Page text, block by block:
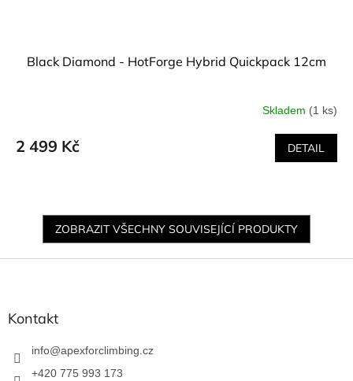
Black Diamond - HotForge Hybrid Quickpack 12cm
Skladem (1 ks)
2 499 Kč DETAIL
ZOBRAZIT VŠECHNY SOUVISEJÍCÍ PRODUKTY
Z
Kontakt
info@apexforclimbing.cz
+420 775 993 173